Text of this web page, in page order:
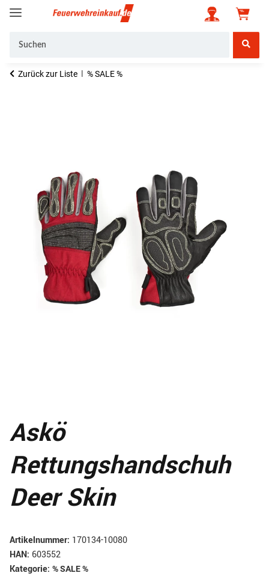
Zurück zur Liste % SALE %
Askö
Rettungshandschuh
Deer Skin
Artikelnummer: 170134-10080
HAN: 603552
Kategorie: % SALE %